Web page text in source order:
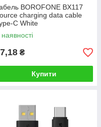
BOROFONE BX117
charging data cable
C White
₴
Купити